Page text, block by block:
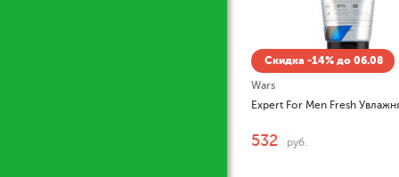
Скидка -14% до 06.08
Wars
532 руб.